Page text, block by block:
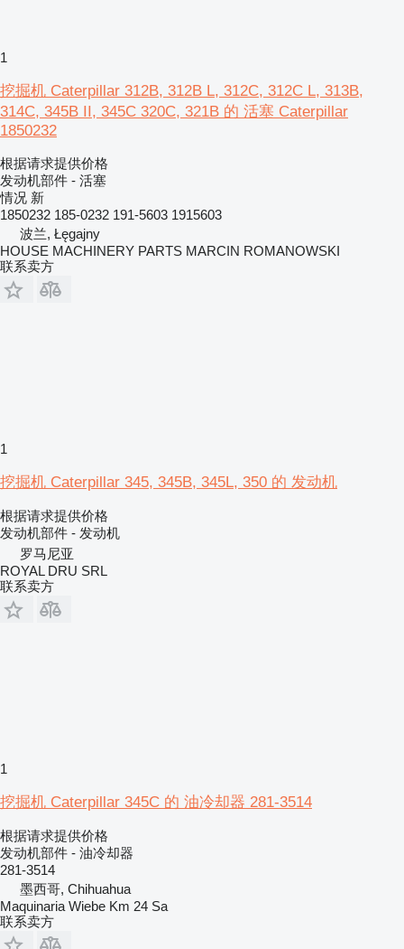
1
挖掘机 Caterpillar 312B, 312B L, 312C, 312C L, 313B,
314C, 345B II, 345C 320C, 321B 的 活塞 Caterpillar
1850232
根据请求提供价格
发动机部件 - 活塞
情况 新
1850232 185-0232 191-5603 1915603
波兰, Łęgajny
HOUSE MACHINERY PARTS MARCIN ROMANOWSKI
联系卖方
1
挖掘机 Caterpillar 345, 345B, 345L, 350 的 发动机
根据请求提供价格
发动机部件 - 发动机
罗马尼亚
ROYAL DRU SRL
联系卖方
1
挖掘机 Caterpillar 345C 的 油冷却器 281-3514
根据请求提供价格
发动机部件 - 油冷却器
281-3514
墨西哥, Chihuahua
Maquinaria Wiebe Km 24 Sa
联系卖方